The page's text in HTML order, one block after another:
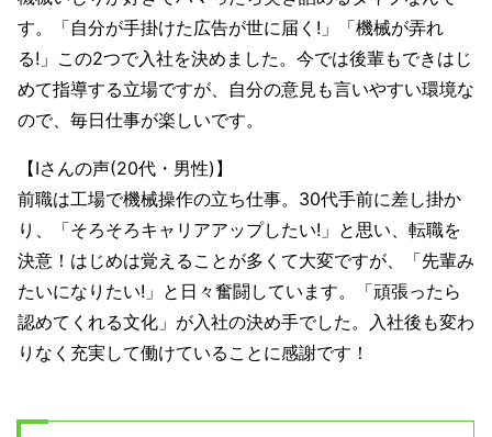
す。「自分が手掛けた広告が世に届く!」「機械が弄れ
る!」この2つで入社を決めました。今では後輩もできはじ
めて指導する立場ですが、自分の意見も言いやすい環境な
ので、毎日仕事が楽しいです。
【Iさんの声(20代・男性)】
前職は工場で機械操作の立ち仕事。30代手前に差し掛か
り、「そろそろキャリアアップしたい!」と思い、転職を
決意！はじめは覚えることが多くて大変ですが、「先輩み
たいになりたい!」と日々奮闘しています。「頑張ったら
認めてくれる文化」が入社の決め手でした。入社後も変わ
りなく充実して働けていることに感謝です！